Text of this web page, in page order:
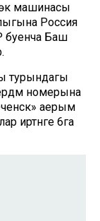
машинасы
Россия
буенча Баш
турындагы
номерына
аерым
иртәнге 6га